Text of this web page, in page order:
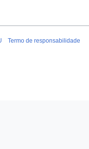
Termo de responsabilidade